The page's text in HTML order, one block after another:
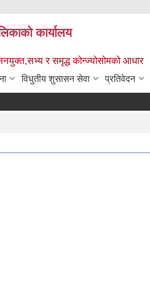
कार्यालय
र समृद्ध कोन्ज्योसोमको आधार
विधुतीय शुसासन सेवा प्रतिवेदन